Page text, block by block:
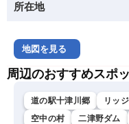
所在地
地図を見る
周辺のおすすめスポ
道の駅十津川郷
リッ
空中の村
二津野ダム